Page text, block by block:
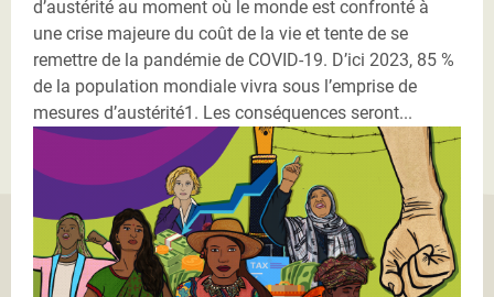
d’austérité au moment où le monde est confronté à
une crise majeure du coût de la vie et tente de se
remettre de la pandémie de COVID-19. D’ici 2023, 85 %
de la population mondiale vivra sous l’emprise de
mesures d’austérité1. Les conséquences seront...